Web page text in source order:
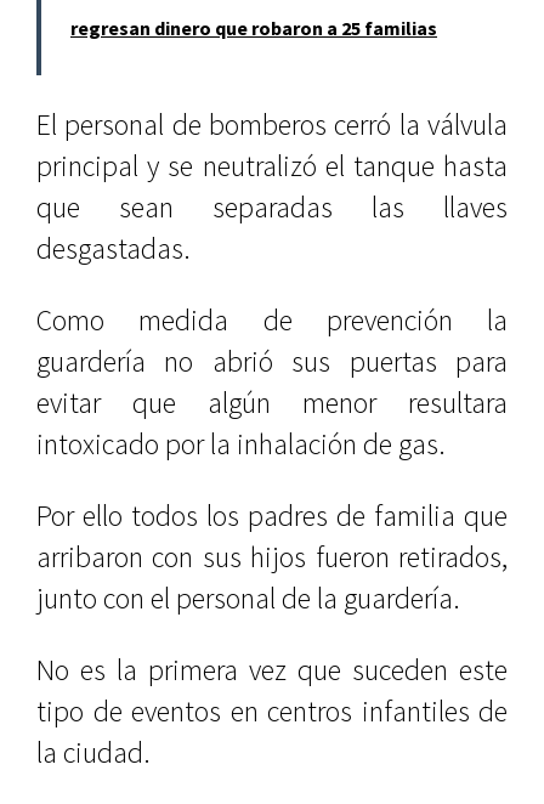
regresan dinero que robaron a 25 familias
El personal de bomberos cerró la válvula
principal y se neutralizó el tanque hasta
que sean separadas las llaves
desgastadas.
Como medida de prevención la
guardería no abrió sus puertas para
evitar que algún menor resultara
intoxicado por la inhalación de gas.
Por ello todos los padres de familia que
arribaron con sus hijos fueron retirados,
junto con el personal de la guardería.
No es la primera vez que suceden este
tipo de eventos en centros infantiles de
la ciudad.